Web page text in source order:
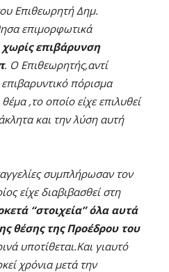
Επιθεωρητή Δημ.
επιμορφωτικά
χωρίς επιβάρυνση
. Ο Επιθεωρητής,αντί
πόρισμα
,το οποίο είχε επιλυθεί
και την λύση αυτή
συμπλήρωσαν τον
είχε διαβιβασθεί στη
“στοιχεία” όλα αυτά
θέσης της Προέδρου του
υποτίθεται.Και γιαυτό
χρόνια μετά την